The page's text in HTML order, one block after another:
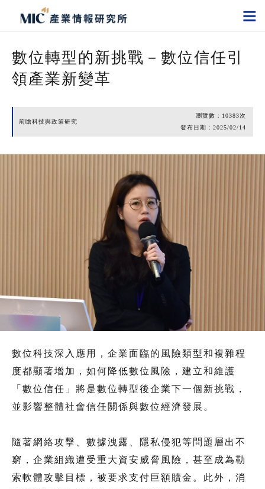
數位轉型的新挑戰－數位信任引
領產業新變革
前瞻科技與政策研究
瀏覽數： 10383次
發布日期： 2025/02/14
數位科技深入應用，企業面臨的風險類型和複雜程
度都顯著增加，如何降低數位風險，建立和維護
「數位信任」將是數位轉型後企業下一個新挑戰，
並影響整體社會信任關係與數位經濟發展。
隨著網絡攻擊、數據洩露、隱私侵犯等問題層出不
窮，企業組織遭受重大資安威脅風險，甚至成為勒
索軟體攻擊目標，被要求支付巨額贖金。此外，消